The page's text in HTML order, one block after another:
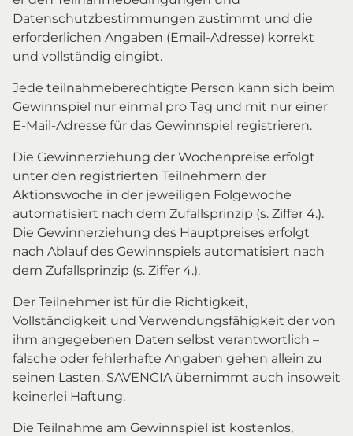
Datenschutzbestimmungen zustimmt und die
erforderlichen Angaben (Email-Adresse) korrekt
und vollständig eingibt.
Jede teilnahmeberechtigte Person kann sich beim
Gewinnspiel nur einmal pro Tag und mit nur einer
E-Mail-Adresse für das Gewinnspiel registrieren.
Die Gewinnerziehung der Wochenpreise erfolgt
unter den registrierten Teilnehmern der
Aktionswoche in der jeweiligen Folgewoche
automatisiert nach dem Zufallsprinzip (s. Ziffer 4.).
Die Gewinnerziehung des Hauptpreises erfolgt
nach Ablauf des Gewinnspiels automatisiert nach
dem Zufallsprinzip (s. Ziffer 4.).
Der Teilnehmer ist für die Richtigkeit,
Vollständigkeit und Verwendungsfähigkeit der von
ihm angegebenen Daten selbst verantwortlich –
falsche oder fehlerhafte Angaben gehen allein zu
seinen Lasten. SAVENCIA übernimmt auch insoweit
keinerlei Haftung.
Die Teilnahme am Gewinnspiel ist kostenlos,